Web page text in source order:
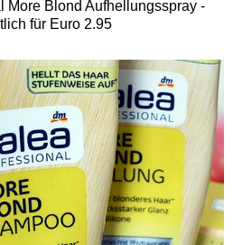
More Blond Aufhellungsspray -
für Euro 2.95